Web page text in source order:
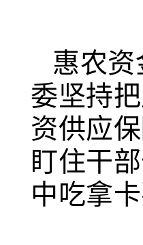
惠农
委坚持
资供应
盯住干
中吃拿